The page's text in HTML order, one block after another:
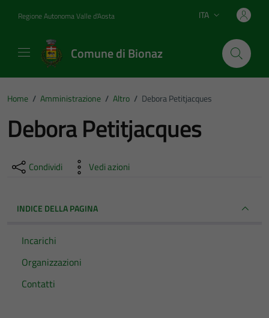
Regione Autonoma Valle d'Aosta Lingua attiva:
ITA
Comune di Bionaz
Home / Amministrazione / Altro / Debora Petitjacques
Debora Petitjacques
Condividi Vedi azioni
INDICE DELLA PAGINA
Incarichi
Organizzazioni
Contatti